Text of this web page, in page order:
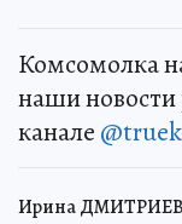
Комсомолка
наши
канале
Ирина